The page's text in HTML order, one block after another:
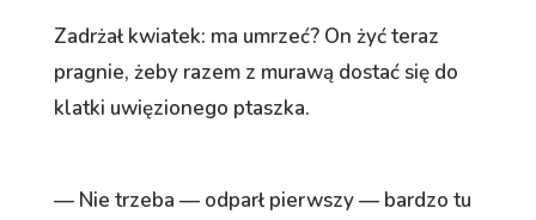
Zadrżał kwiatek: ma umrzeć? On żyć teraz
pragnie, żeby razem z murawą dostać się do
klatki uwięzionego ptaszka.
— Nie trzeba — odparł pierwszy — bardzo tu